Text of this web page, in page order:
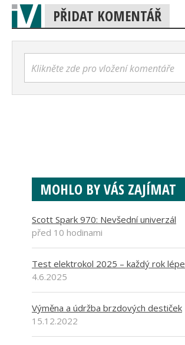
PŘIDAT KOMENTÁŘ
Klikněte zde pro vložení komentáře
MOHLO BY VÁS ZAJÍMAT
Scott Spark 970: Nevšední univerzál
před 10 hodinami
Test elektrokol 2025 – každý rok lépe
4.6.2025
Výměna a údržba brzdových destiček
15.12.2022